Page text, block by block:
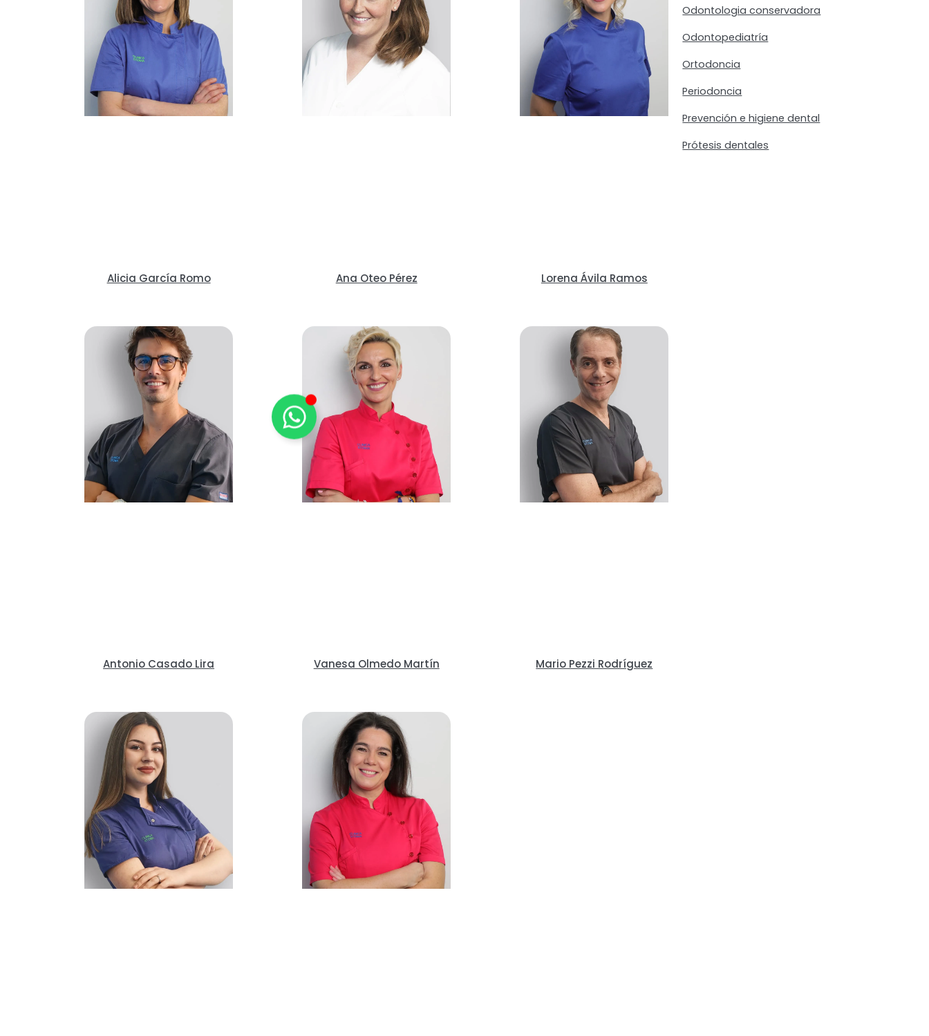
Alicia García Romo Ana Oteo Pérez Lorena Ávila Ramos
Antonio Casado Lira Vanesa Olmedo Martín Mario Pezzi Rodríguez
Odontologia conservadora
Odontopediatría
Ortodoncia
Periodoncia
Prevención e higiene dental
Prótesis dentales